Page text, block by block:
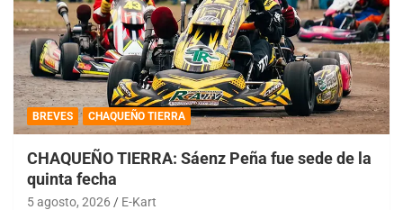
BREVES CHAQUEÑO TIERRA
CHAQUEÑO TIERRA: Sáenz Peña fue sede de la
quinta fecha
5 agosto, 2026 E-Kart